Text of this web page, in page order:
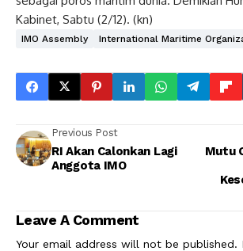
Kabinet, Sabtu (2/12). (kn)
IMO Assembly International Maritime
Previous Post
RI Akan Calonkan Lagi
Anggota IMO
Mutu
Leave A Comment
Your email address will not be published.